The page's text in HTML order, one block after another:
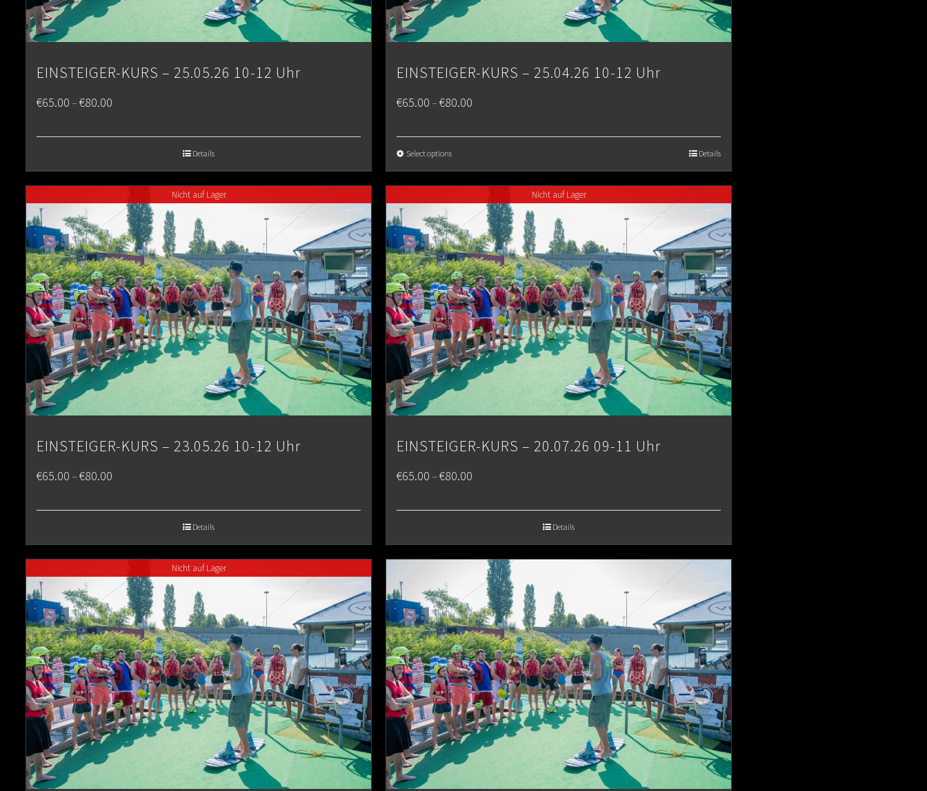
EINSTEIGER-KURS – 25.05.26 10-12 Uhr
€65.00–€80.00
€80.00
Details
EINSTEIGER-KURS – 25.04.26 10-12 Uhr
€65.00–€80.00
€80.00
Select options Details
Nicht auf Lager
EINSTEIGER-KURS – 23.05.26 10-12 Uhr
€65.00–€80.00
€80.00
Details
Nicht auf Lager
EINSTEIGER-KURS – 20.07.26 09-11 Uhr
€65.00–€80.00
€80.00
Details
Nicht auf Lager